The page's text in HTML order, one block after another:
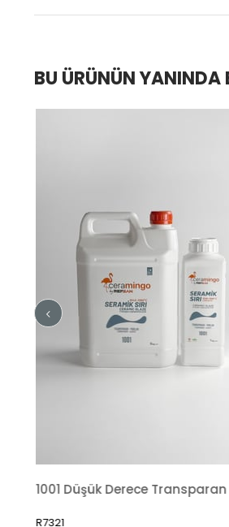
BU ÜRÜNÜN YANINDA
1001 Düşük Derece Transparan Parlak Hazır Sıvı